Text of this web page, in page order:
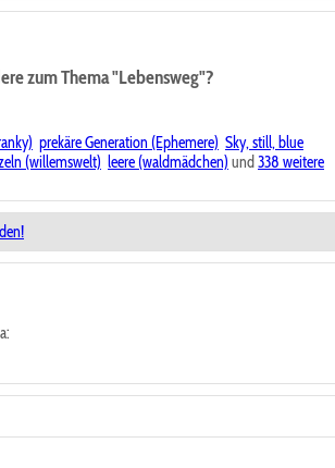
zum Thema "Lebensweg"?
prekäre Generation (Ephemere) Sky, still, blue
(willemswelt) leere (waldmädchen) und 338 weitere